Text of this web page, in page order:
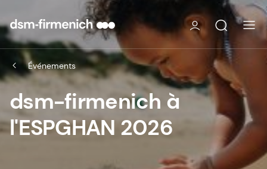
Événements
dsm-firmenich à
l'ESPGHAN 2026